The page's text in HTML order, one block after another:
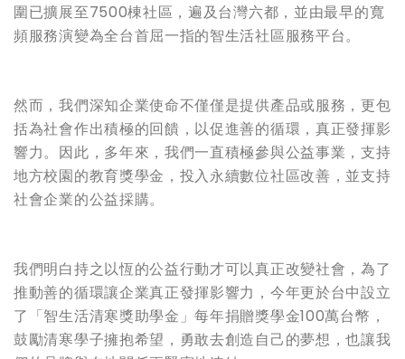
圍已擴展至7500棟社區，遍及台灣六都，並由最早的寬
頻服務演變為全台首屈一指的智生活社區服務平台。
然而，我們深知企業使命不僅僅是提供產品或服務，更包
括為社會作出積極的回饋，以促進善的循環，真正發揮影
響力。因此，多年來，我們一直積極參與公益事業，支持
地方校園的教育獎學金，投入永續數位社區改善，並支持
社會企業的公益採購。
我們明白持之以恆的公益行動才可以真正改變社會，為了
推動善的循環讓企業真正發揮影響力，今年更於台中設立
了「智生活清寒獎助學金」每年捐贈獎學金100萬台幣，
鼓勵清寒學子擁抱希望，勇敢去創造自己的夢想，也讓我